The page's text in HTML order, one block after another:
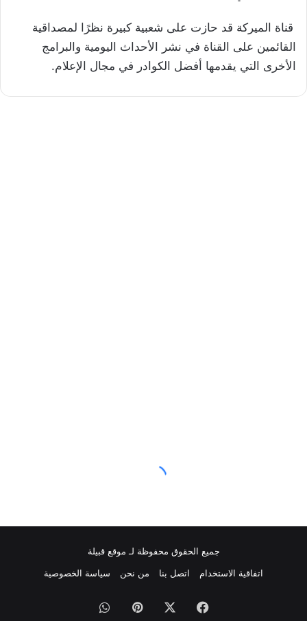
جميع الحقوق محفوظة لـ موقع قبيلة
اتفاقية الاستخدام
اتصل بنا من نحن سياسة الخصوصية
فيسبوك بينتيريستواتساب